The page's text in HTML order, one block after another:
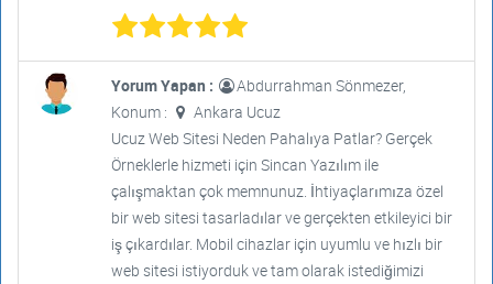
Yorum Yapan :
Abdurrahman Sönmezer,
Konum :
Ankara Ucuz
Ucuz Web Sitesi Neden Pahalıya Patlar? Gerçek
Örneklerle hizmeti için Sincan Yazılım ile
çalışmaktan çok memnunuz. İhtiyaçlarımıza özel
bir web sitesi tasarladılar ve gerçekten etkileyici bir
iş çıkardılar. Mobil cihazlar için uyumlu ve hızlı bir
web sitesi istiyorduk ve tam olarak istediğimizi